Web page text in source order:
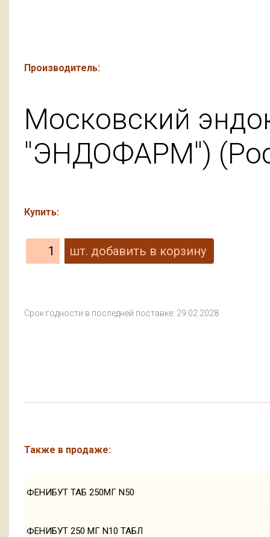
Производитель:
Московский
"ЭНДОФАРМ")
Купить:
Срок годности в последней поставке: 29.02.2028
Также в продаже:
ФЕНИБУТ ТАБ 250МГ N50
ФЕНИБУТ 250 МГ N10 ТАБЛ